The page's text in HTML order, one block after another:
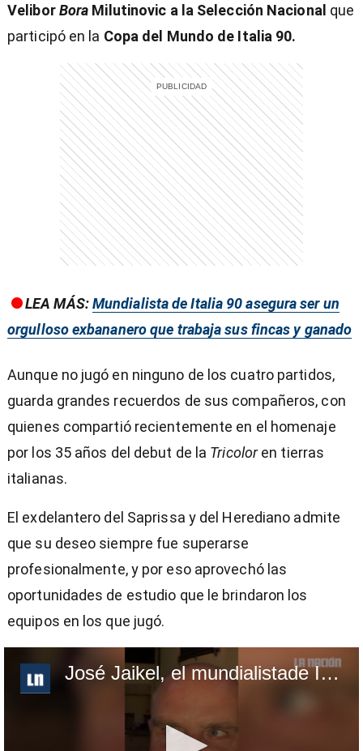
VeliborBora Milutinovic a la Selección Nacional que
participó en la Copa del Mundo de Italia 90.
LEA MÁS:Mundialista de Italia 90 asegura ser un
orgulloso exbananero que trabaja sus fincas y ganado
Aunque no jugó en ninguno de los cuatro partidos,
guarda grandes recuerdos de sus compañeros, con
quienes compartió recientemente en el homenaje
por los 35 años del debut de la Tricoloren tierras
italianas.
El exdelantero del Saprissa y del Herediano admite
que su deseo siempre fue superarse
profesionalmente, y por eso aprovechó las
oportunidades de estudio que le brindaron los
equipos en los que jugó.
José Jaikel, el mundialistade Italia 90 que se retiró a los 28 años